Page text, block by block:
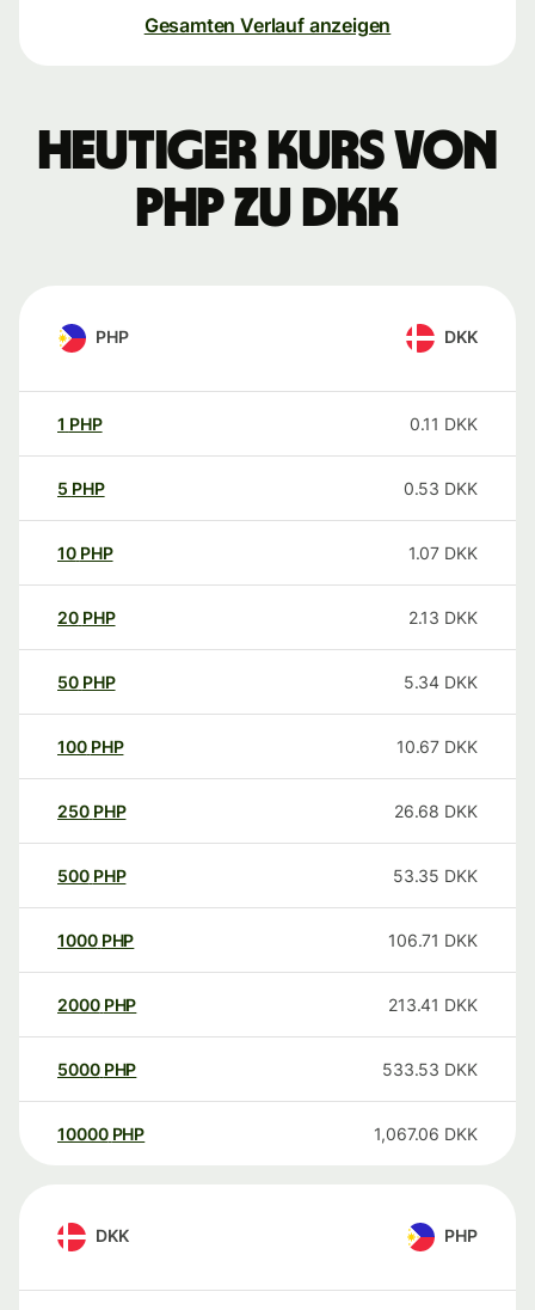
Gesamten Verlauf anzeigen
Heutiger Kurs von
PHP zu DKK
PHP DKK
1 PHP 0.11 DKK
5 PHP 0.53 DKK
10 PHP 1.07 DKK
20 PHP 2.13 DKK
50 PHP 5.34 DKK
100 PHP 10.67 DKK
250 PHP 26.68 DKK
500 PHP 53.35 DKK
1000 PHP 106.71 DKK
2000 PHP 213.41 DKK
5000 PHP 533.53 DKK
10000 PHP 1,067.06 DKK
DKK PHP